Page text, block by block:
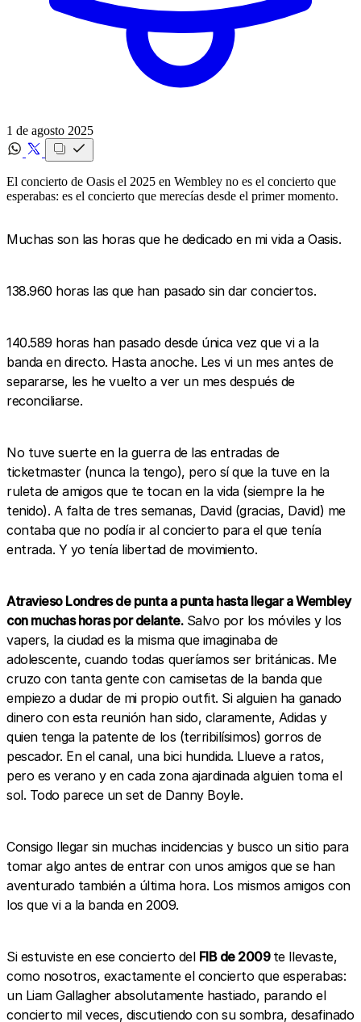
1 de agosto 2025
El concierto de Oasis el 2025 en Wembley no es el concierto que
esperabas: es el concierto que merecías desde el primer momento.
Muchas son las horas que he dedicado en mi vida a Oasis.
138.960 horas las que han pasado sin dar conciertos.
140.589 horas han pasado desde única vez que vi a la
banda en directo. Hasta anoche. Les vi un mes antes de
separarse, les he vuelto a ver un mes después de
reconciliarse.
No tuve suerte en la guerra de las entradas de
ticketmaster (nunca la tengo), pero sí que la tuve en la
ruleta de amigos que te tocan en la vida (siempre la he
tenido). A falta de tres semanas, David (gracias, David) me
contaba que no podía ir al concierto para el que tenía
entrada. Y yo tenía libertad de movimiento.
Atravieso Londres de punta a punta hasta llegar a Wembley
con muchas horas por delante.Salvo por los móviles y los
vapers, la ciudad es la misma que imaginaba de
adolescente, cuando todas queríamos ser británicas. Me
cruzo con tanta gente con camisetas de la banda que
empiezo a dudar de mi propio outfit. Si alguien ha ganado
dinero con esta reunión han sido, claramente, Adidas y
quien tenga la patente de los (terribilísimos) gorros de
pescador. En el canal, una bici hundida. Llueve a ratos,
pero es verano y en cada zona ajardinada alguien toma el
sol. Todo parece un set de Danny Boyle.
Consigo llegar sin muchas incidencias y busco un sitio para
tomar algo antes de entrar con unos amigos que se han
aventurado también a última hora. Los mismos amigos con
los que vi a la banda en 2009.
Si estuviste en ese concierto del FIB de 2009 te llevaste,
como nosotros, exactamente el concierto que esperabas:
un Liam Gallagher absolutamente hastiado, parando el
concierto mil veces, discutiendo con su sombra, desafinado